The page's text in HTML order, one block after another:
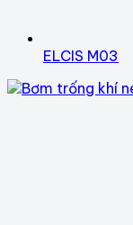
ELCIS M03